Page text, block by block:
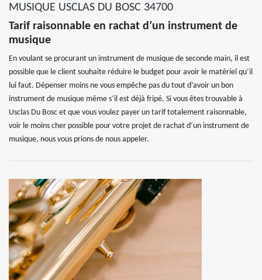
MUSIQUE USCLAS DU BOSC 34700
Tarif raisonnable en rachat d’un instrument de
musique
En voulant se procurant un instrument de musique de seconde main, il est
possible que le client souhaite réduire le budget pour avoir le matériel qu’il
lui faut. Dépenser moins ne vous empêche pas du tout d’avoir un bon
instrument de musique même s’il est déjà fripé. Si vous êtes trouvable à
Usclas Du Bosc et que vous voulez payer un tarif totalement raisonnable,
voir le moins cher possible pour votre projet de rachat d’un instrument de
musique, nous vous prions de nous appeler.